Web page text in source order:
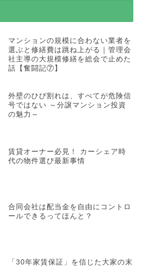
マンションの規模に合わない業者を
選ぶと修繕費は跳ね上がる｜管理会
社主導の大規模修繕を総会で止めた
話【奮闘記⑦】
外壁のひび割れは、すべてが危険信
号ではない ～分譲マンション投資
の魅力～
賃貸オーナー必見！ カーシェア時
代の物件選び最新事情
合同会社は配当金を自由にコントロ
ールできるってほんと？
「30年家賃保証」を信じた大家の末